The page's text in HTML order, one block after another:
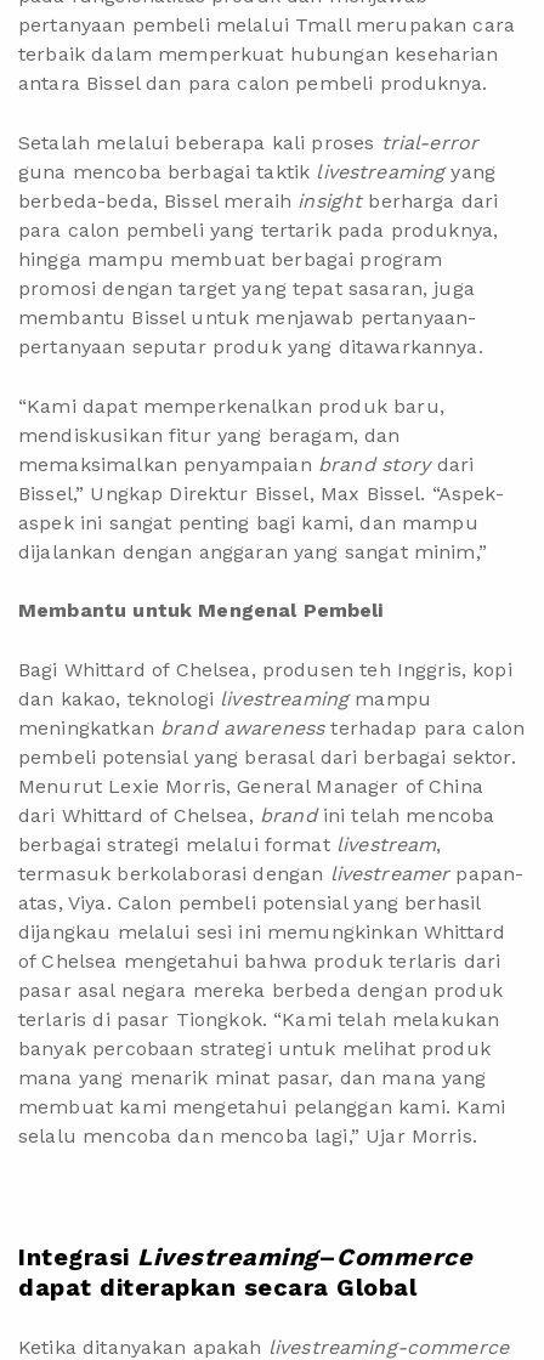
pertanyaan pembeli melalui Tmall merupakan cara
terbaik dalam memperkuat hubungan keseharian
antara Bissel dan para calon pembeli produknya.
Setalah melalui beberapa kali proses trial-error
guna mencoba berbagai taktik livestreamingyang
berbeda-beda, Bissel meraih insight berharga dari
para calon pembeli yang tertarik pada produknya,
hingga mampu membuat berbagai program
promosi dengan target yang tepat sasaran, juga
membantu Bissel untuk menjawab pertanyaan-
pertanyaan seputar produk yang ditawarkannya.
“Kami dapat memperkenalkan produk baru,
mendiskusikan fitur yang beragam, dan
memaksimalkan penyampaian brand storydari
Bissel,” Ungkap Direktur Bissel, Max Bissel. “Aspek-
aspek ini sangat penting bagi kami, dan mampu
dijalankan dengan anggaran yang sangat minim,”
Membantu untuk Mengenal Pembeli
Bagi Whittard of Chelsea, produsen teh Inggris, kopi
dan kakao, teknologi livestreamingmampu
meningkatkan brand awarenessterhadap para calon
pembeli potensial yang berasal dari berbagai sektor.
Menurut Lexie Morris, General Manager of China
dari Whittard of Chelsea, brand ini telah mencoba
berbagai strategi melalui format livestream,
termasuk berkolaborasi dengan livestreamerpapan-
atas, Viya. Calon pembeli potensial yang berhasil
dijangkau melalui sesi ini memungkinkan Whittard
of Chelsea mengetahui bahwa produk terlaris dari
pasar asal negara mereka berbeda dengan produk
terlaris di pasar Tiongkok. “Kami telah melakukan
banyak percobaan strategi untuk melihat produk
mana yang menarik minat pasar, dan mana yang
membuat kami mengetahui pelanggan kami. Kami
selalu mencoba dan mencoba lagi,” Ujar Morris.
Integrasi Livestreaming–Commerce
dapat diterapkan secara Global
Ketika ditanyakan apakah livestreaming-commerce